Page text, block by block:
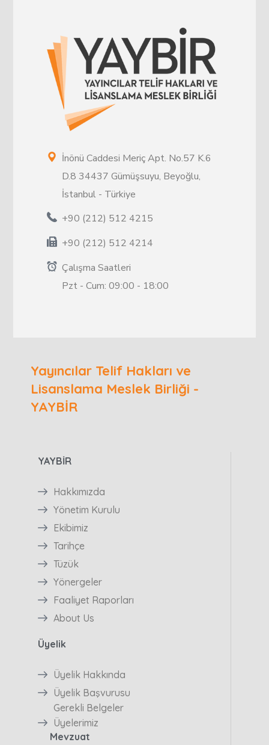
İnönü Caddesi Meriç Apt. No.57 K.6
D.8 34437 Gümüşsuyu, Beyoğlu,
İstanbul - Türkiye
+90 (212) 512 4215
+90 (212) 512 4214
Çalışma Saatleri
Pzt - Cum: 09:00 - 18:00
Yayıncılar Telif Hakları ve
Lisanslama Meslek Birliği -
YAYBİR
YAYBİR
Hakkımızda
Yönetim Kurulu
Ekibimiz
Tarihçe
Tüzük
Yönergeler
Faaliyet Raporları
About Us
Üyelik
Üyelik Hakkında
Üyelik Başvurusu
Gerekli Belgeler
Üyelerimiz
Mevzuat